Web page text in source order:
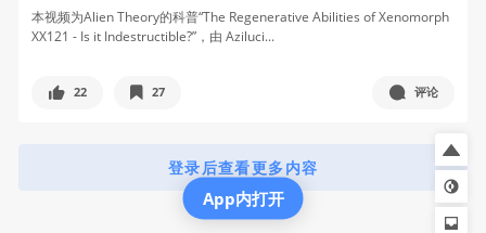
本视频为Alien Theory的科普“The Regenerative Abilities of Xenomorph
XX121 - Is it Indestructible?”，由 Aziluci...
22 27 评论
登录后查看更多内容
App内打开